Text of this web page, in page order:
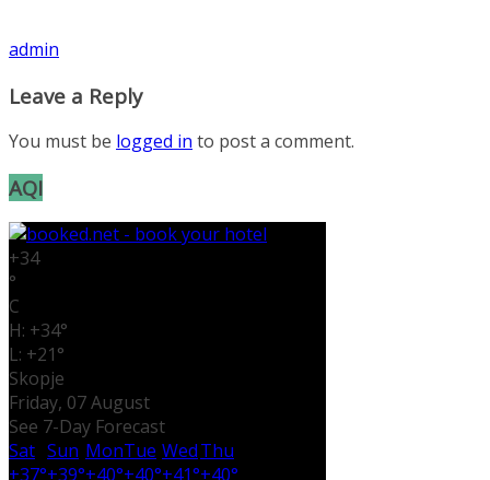
admin
Leave a Reply
You must be logged in to post a comment.
AQI
+34
°
C
H: +34°
L: +21°
Skopje
Friday, 07 August
See 7-Day Forecast
Sat Sun MonTue WedThu
+37°+39°+40°+40°+41°+40°